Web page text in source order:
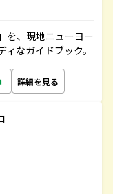
を、現地ニューヨー
なガイドブック。
詳細を見る